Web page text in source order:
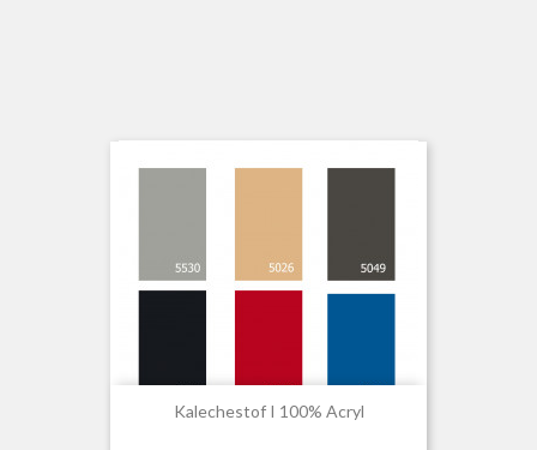
Kalechestof I 100% Acryl